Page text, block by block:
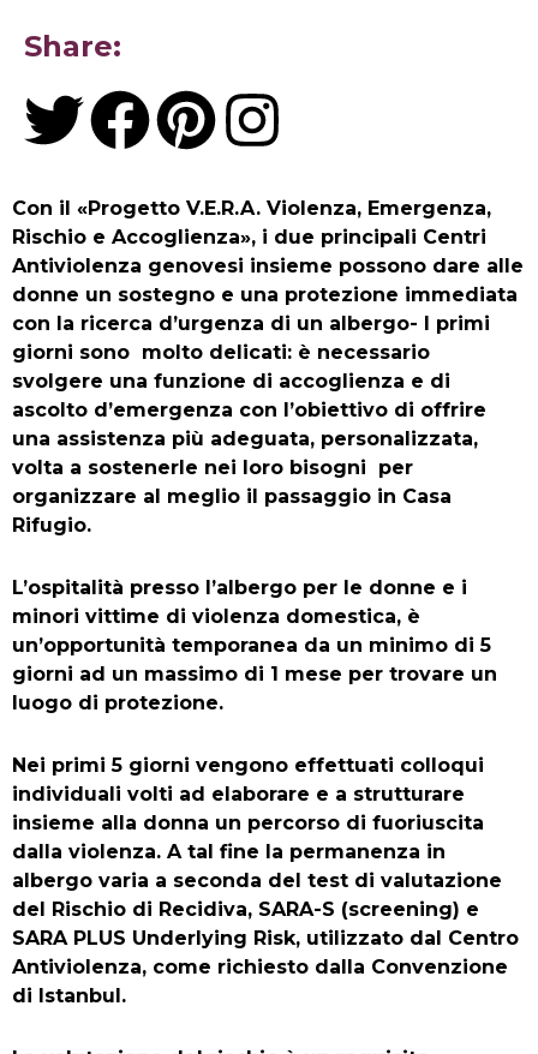
Share:
T
i
t
t
e
r
F
c
e
b
o
o
P
n
t
e
r
e
t
I
s
t
a
g
r
m
Con il «Progetto V.E.R.A. Violenza, Emergenza,
Rischio e Accoglienza», i due principali Centri
Antiviolenza genovesi insieme possono dare alle
donne un sostegno e una protezione immediata
con la ricerca d’urgenza di un albergo- I primi
giorni sono molto delicati: è necessario
svolgere una funzione di accoglienza e di
ascolto d’emergenza con l’obiettivo di offrire
una assistenza più adeguata, personalizzata,
volta a sostenerle nei loro bisogni per
organizzare al meglio il passaggio in Casa
Rifugio.
L’ospitalità presso l’albergo per le donne e i
minori vittime di violenza domestica, è
un’opportunità temporanea da un minimo di 5
giorni ad un massimo di 1 mese per trovare un
luogo di protezione.
Nei primi 5 giorni vengono effettuati colloqui
individuali volti ad elaborare e a strutturare
insieme alla donna un percorso di fuoriuscita
dalla violenza. A tal fine la permanenza in
albergo varia a seconda del test di valutazione
del Rischio di Recidiva, SARA-S (screening) e
SARA PLUS Underlying Risk, utilizzato dal Centro
Antiviolenza, come richiesto dalla Convenzione
di Istanbul.